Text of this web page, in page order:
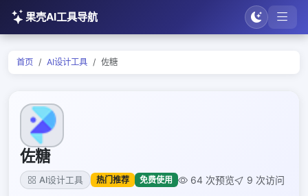
果壳AI工具导航
首页 AI设计工具 佐糖
佐糖
AI设计工具 热门推荐 免费使用 64 次预览 9 次访问